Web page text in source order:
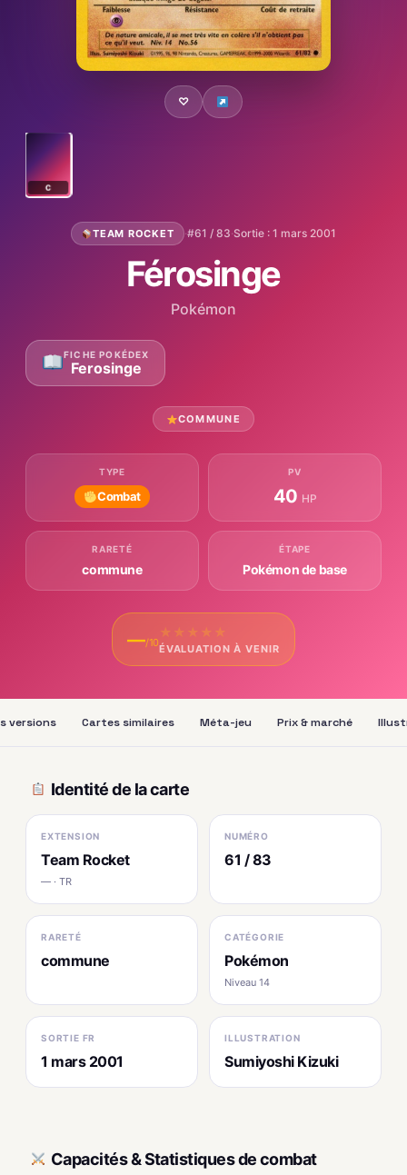
♡
C
TEAM ROCKET ·#61 / 83·Sortie : 1 mars 2001
Férosinge
Pokémon
FICHE POKÉDEX
Ferosinge
COMMUNE
TYPE
Combat
PV
40 HP
RARETÉ
commune
ÉTAPE
Pokémon de base
—/10
★ ★ ★ ★ ★
ÉVALUATION À VENIR
versions Cartes similaires Méta-jeu Prix & marché
Identité de la carte
EXTENSION
Team Rocket
— · TR
NUMÉRO
61 / 83
RARETÉ
commune
CATÉGORIE
Pokémon
Niveau 14
SORTIE FR
1 mars 2001
ILLUSTRATION
Sumiyoshi Kizuki
Capacités & Statistiques de combat